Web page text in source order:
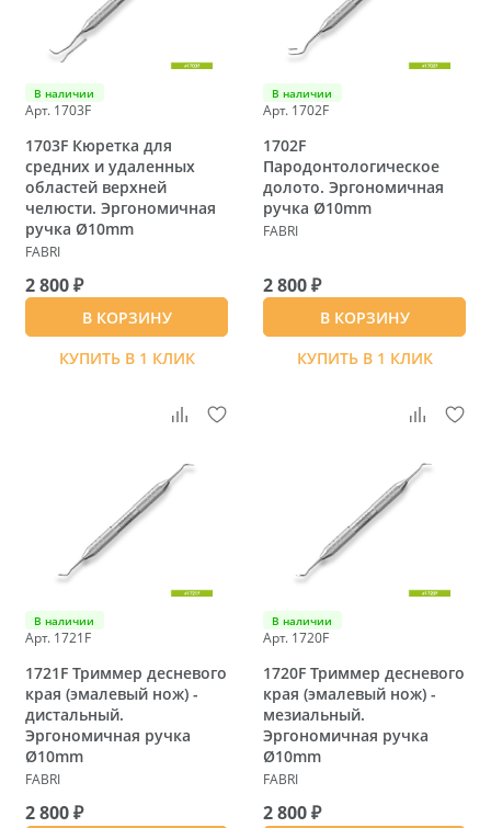
В наличии
Арт. 1703F
1703F Кюретка для
средних и удаленных
областей верхней
челюсти. Эргономичная
ручка Ø10mm
FABRI
2 800 ₽
В КОРЗИНУ
КУПИТЬ В 1 КЛИК
В наличии
Арт. 1702F
1702F
Пародонтологическое
долото. Эргономичная
ручка Ø10mm
FABRI
2 800 ₽
В КОРЗИНУ
КУПИТЬ В 1 КЛИК
В наличии
Арт. 1721F
1721F Триммер десневого
края (эмалевый нож) -
дистальный.
Эргономичная ручка
Ø10mm
FABRI
2 800 ₽
В наличии
Арт. 1720F
1720F Триммер десневого
края (эмалевый нож) -
мезиальный.
Эргономичная ручка
Ø10mm
FABRI
2 800 ₽